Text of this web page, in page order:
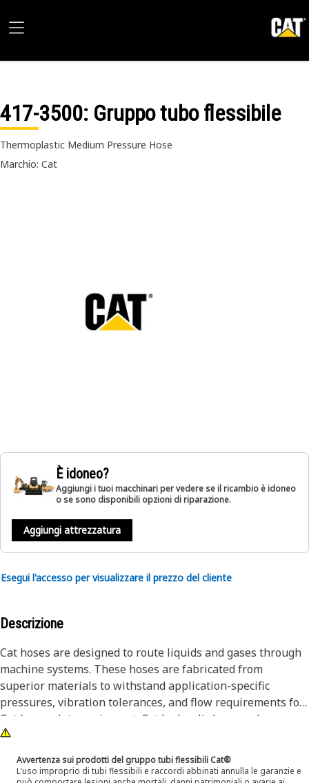
417-3500: Gruppo tubo flessibile
Thermoplastic Medium Pressure Hose
Marchio: Cat
È idoneo?
Aggiungi i tuoi macchinari per vedere se il ricambio è idoneo
o se sono disponibili opzioni di riparazione.
Aggiungi attrezzatura
Esegui l'accesso per visualizzare il prezzo del cliente
Descrizione
Cat hoses are designed to route liquids and gases through
machine systems. These hoses are fabricated from
superior materials to withstand application-specific
pressures, vibration tolerances, and flow requirements for
Cat heavy-duty equipment. Cat hydraulic hose and
couplings are subjected to the most rigorous testing
processes in the industry. Every Cat hose and coupling
combination is tested as a system to ensure a perfect fit
Avvertenza sui prodotti del gruppo tubi flessibili Cat®
L'uso improprio di tubi flessibili e raccordi abbinati annulla le garanzie e